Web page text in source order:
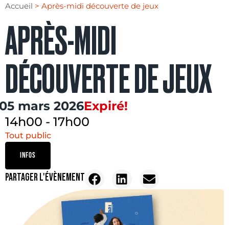
Accueil > Après-midi découverte de jeux
APRÈS-MIDI
DÉCOUVERTE DE JEUX
mars 2026Expiré!
14h00 - 17h00
Tout public
INFOS
PARTAGER L'ÉVÈNEMENT